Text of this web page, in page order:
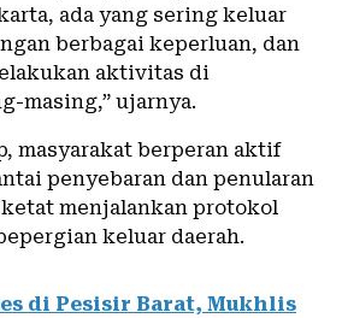
ada yang sering keluar
berbagai keperluan, dan
aktivitas di
masing,” ujarnya.
masyarakat berperan aktif
penyebaran dan penularan
menjalankan protokol
keluar daerah.
di Pesisir Barat, Mukhlis